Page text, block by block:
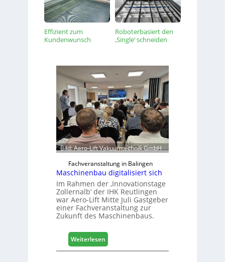
Effizient zum
Kundenwunsch
Roboterbasiert den
‚Single‘ schneiden
Bild: Aero-Lift Vakuumtechnik GmbH
Fachveranstaltung in Balingen
Maschinenbau digitalisiert sich
Im Rahmen der ‚Innovationstage
Zollernalb‘ der IHK Reutlingen
war Aero-Lift Mitte Juli Gastgeber
einer Fachveranstaltung zur
Zukunft des Maschinenbaus.
Weiterlesen:
M